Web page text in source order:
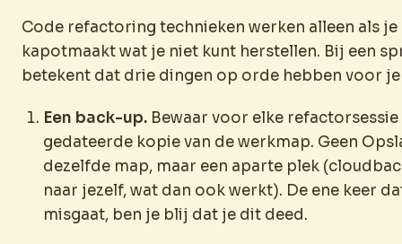
Code refactoring technieken werken alleen als je
kapotmaakt wat je niet kunt herstellen. Bij een
betekent dat drie dingen op orde hebben voor
Een back-up. Bewaar voor elke refactorsessie
gedateerde kopie van de werkmap. Geen
dezelfde map, maar een aparte plek
naar jezelf, wat dan ook werkt). De ene keer
misgaat, ben je blij dat je dit deed.